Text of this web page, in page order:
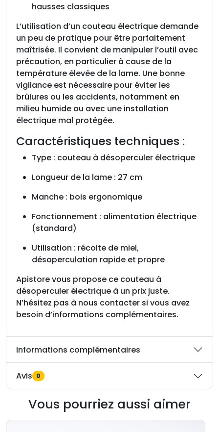
hausses classiques
L’utilisation d’un couteau électrique demande
un peu de pratique pour être parfaitement
maîtrisée. Il convient de manipuler l’outil avec
précaution, en particulier à cause de la
température élevée de la lame. Une bonne
vigilance est nécessaire pour éviter les
brûlures ou les accidents, notamment en
milieu humide ou avec une installation
électrique mal protégée.
Caractéristiques techniques :
Type : couteau à désoperculer électrique
Longueur de la lame : 27 cm
Manche : bois ergonomique
Fonctionnement : alimentation électrique
(standard)
Utilisation : récolte de miel,
désoperculation rapide et propre
Apistore vous propose ce couteau à
désoperculer électrique à un prix juste.
N’hésitez pas à nous contacter si vous avez
besoin d’informations complémentaires.
Informations complémentaires
Avis 0
Vous pourriez aussi aimer